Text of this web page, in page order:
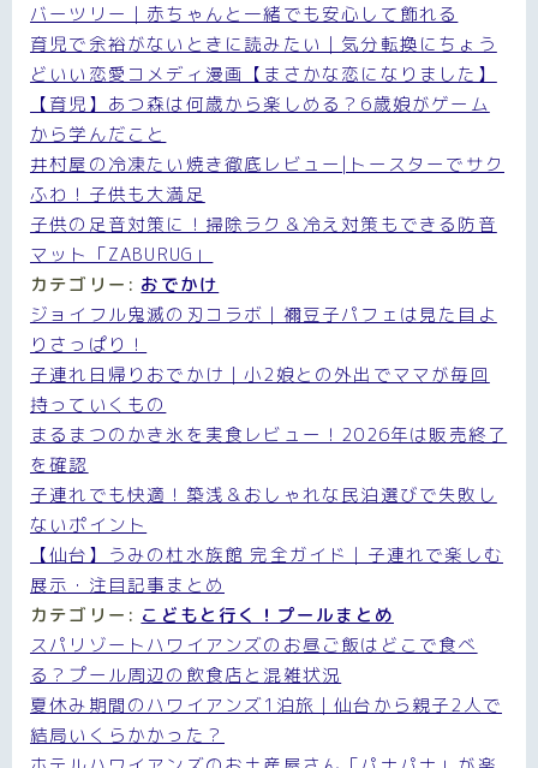
バーツリー｜赤ちゃんと一緒でも安心して飾れる
育児で余裕がないときに読みたい｜気分転換にちょう
どいい恋愛コメディ漫画【まさかな恋になりました】
【育児】あつ森は何歳から楽しめる？6歳娘がゲーム
から学んだこと
井村屋の冷凍たい焼き徹底レビュー|トースターでサク
ふわ！子供も大満足
子供の足音対策に！掃除ラク＆冷え対策もできる防音
マット「ZABURUG」
カテゴリー: おでかけ
ジョイフル鬼滅の刃コラボ｜禰󠄀豆子パフェは見た目よ
りさっぱり！
子連れ日帰りおでかけ｜小2娘との外出でママが毎回
持っていくもの
まるまつのかき氷を実食レビュー！2026年は販売終了
を確認
子連れでも快適！築浅＆おしゃれな民泊選びで失敗し
ないポイント
【仙台】うみの杜水族館 完全ガイド｜子連れで楽しむ
展示・注目記事まとめ
カテゴリー: こどもと行く！プールまとめ
スパリゾートハワイアンズのお昼ご飯はどこで食べ
る？プール周辺の飲食店と混雑状況
夏休み期間のハワイアンズ1泊旅｜仙台から親子2人で
結局いくらかかった？